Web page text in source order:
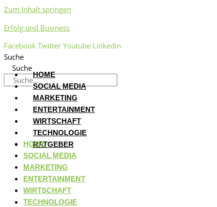
Zum Inhalt springen
Erfolg und Business
Facebook Twitter Youtube Linkedin
Suche
Suche
HOME
SOCIAL MEDIA
MARKETING
ENTERTAINMENT
WIRTSCHAFT
TECHNOLOGIE
RATGEBER
HOME
SOCIAL MEDIA
MARKETING
ENTERTAINMENT
WIRTSCHAFT
TECHNOLOGIE